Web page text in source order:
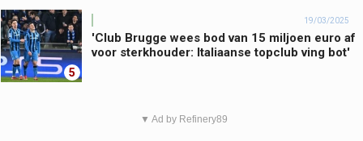
5
19/03/2025
'Club Brugge wees bod van 15 miljoen euro af
voor sterkhouder: Italiaanse topclub ving bot'
▼ Ad by Refinery89